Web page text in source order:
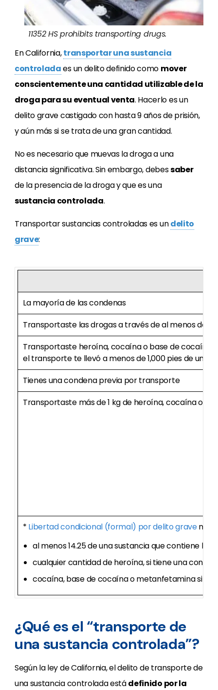
11352 HS prohibits transporting drugs.
En California,transportar una sustancia
controladaes un delito definido como mover
conscientemente una cantidad utilizable de la
droga para su eventual venta. Hacerlo es un
delito grave castigado con hasta 9 años de prisión,
y aún más si se trata de una gran cantidad.
No es necesario que muevas la droga a una
distancia significativa. Sin embargo, debessaber
de la presencia de la droga y que es una
sustancia controlada.
Transportar sustancias controladas es undelito
grave:
La mayoría de las condenas
Transportaste las drogas a través de al menos dos
Transportaste heroína, cocaína o base de cocaína,
el transporte te llevó a menos de 1,000 pies de un
Tienes una condena previa por transporte
Transportaste más de 1 kg de heroína, cocaína o
* Libertad condicional (formal) por delito graveno
al menos 14.25 de una sustancia que contiene
cualquier cantidad de heroína, si tiene una
cocaína, base de cocaína o metanfetamina si
¿Qué es el “transporte de
una sustancia controlada”?
Según la ley de California, el delito de transporte de
una sustancia controlada estádefinido por la